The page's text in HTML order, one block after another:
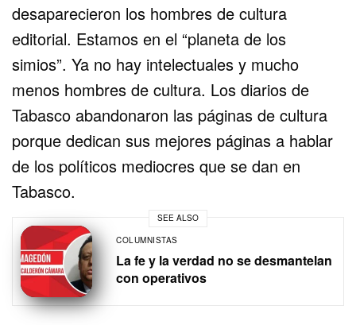
desaparecieron los hombres de cultura
editorial. Estamos en el “planeta de los
simios”. Ya no hay intelectuales y mucho
menos hombres de cultura. Los diarios de
Tabasco abandonaron las páginas de cultura
porque dedican sus mejores páginas a hablar
de los políticos mediocres que se dan en
Tabasco.
SEE ALSO
COLUMNISTAS
La fe y la verdad no se desmantelan
con operativos